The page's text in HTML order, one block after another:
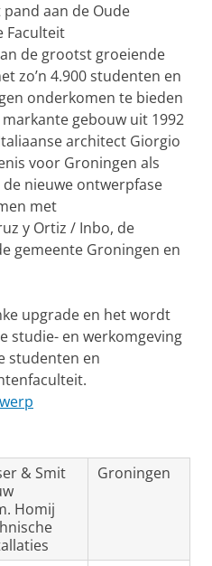
pand aan de Oude
Faculteit
de grootst groeiende
zo’n 4.900 studenten en
onderkomen te bieden
gebouw uit 1992
architect Giorgio
voor Groningen als
nieuwe ontwerpfase
met
y Ortiz / Inbo, de
gemeente Groningen en
upgrade en het wordt
studie- en werkomgeving
studenten en
& Smit
Homij
Groningen